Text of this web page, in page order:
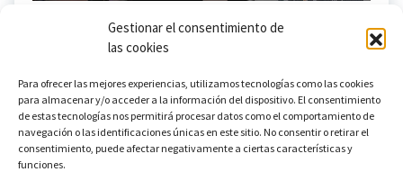
Gestionar el consentimiento de
las cookies
Para ofrecer las mejores experiencias, utilizamos tecnologías como las cookies
para almacenar y/o acceder a la información del dispositivo. El consentimiento
de estas tecnologías nos permitirá procesar datos como el comportamiento de
navegación o las identificaciones únicas en este sitio. No consentir o retirar el
consentimiento, puede afectar negativamente a ciertas características y
funciones.